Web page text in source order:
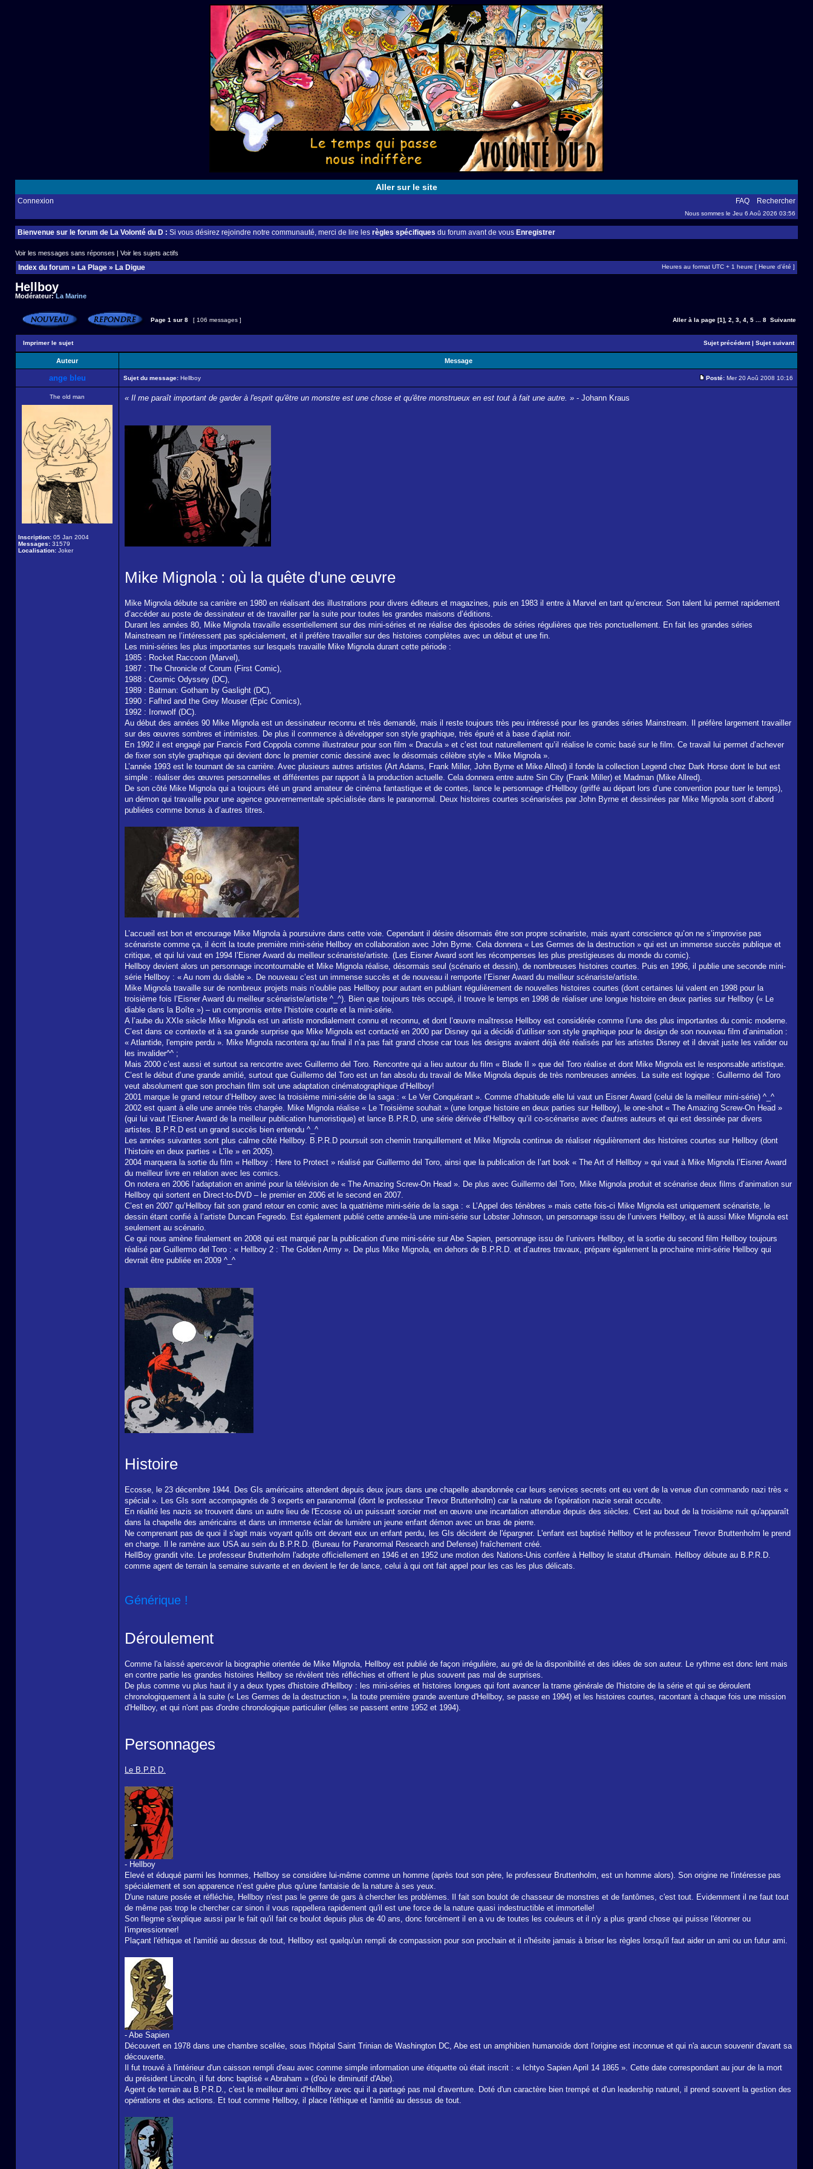
Aller sur le site
Connexion FAQ Rechercher
Nous sommes le Jeu 6 Aoû 2026 03:56
Bienvenue sur le forum de La Volonté du D : Si vous désirez rejoindre notre communauté, merci de lire les règles spécifiques du forum avant de vous Enregistrer
Voir les messages sans réponses | Voir les sujets actifs
Index du forum » La Plage » La Digue Heures au format UTC + 1 heure [ Heure d’été ]
Hellboy
Modérateur:La Marine
Page 1 sur 8 [ 106 messages ] Aller à la page [1] 2 3 4 5 8 Suivante
Imprimer le sujet Sujet précédent| Sujet suivant
Auteur Message
ange bleu Sujet du message: Hellboy Posté: Mer 20 Aoû 2008 10:16
The old man
Inscription: 05 Jan 2004
Messages: 31579
Localisation: Joker
« Il me paraît important de garder à l'esprit qu'être un monstre est une chose et qu'être monstrueux en est tout à fait une autre. » - Johann Kraus
Mike Mignola : où la quête d'une œuvre
Mike Mignola débute sa carrière en 1980 en réalisant des illustrations pour divers éditeurs et magazines, puis en 1983 il entre à Marvel en tant qu’encreur. Son talent lui permet rapidement
d’accéder au poste de dessinateur et de travailler par la suite pour toutes les grandes maisons d’éditions.
Durant les années 80, Mike Mignola travaille essentiellement sur des mini-séries et ne réalise des épisodes de séries régulières que très ponctuellement. En fait les grandes séries
Mainstream ne l’intéressent pas spécialement, et il préfère travailler sur des histoires complètes avec un début et une fin.
Les mini-séries les plus importantes sur lesquels travaille Mike Mignola durant cette période :
1985 : Rocket Raccoon (Marvel),
1987 : The Chronicle of Corum (First Comic),
1988 : Cosmic Odyssey (DC),
1989 : Batman: Gotham by Gaslight (DC),
1990 : Fafhrd and the Grey Mouser (Epic Comics),
1992 : Ironwolf (DC).
Au début des années 90 Mike Mignola est un dessinateur reconnu et très demandé, mais il reste toujours très peu intéressé pour les grandes séries Mainstream. Il préfère largement travailler
sur des œuvres sombres et intimistes. De plus il commence à développer son style graphique, très épuré et à base d’aplat noir.
En 1992 il est engagé par Francis Ford Coppola comme illustrateur pour son film « Dracula » et c’est tout naturellement qu’il réalise le comic basé sur le film. Ce travail lui permet d’achever
de fixer son style graphique qui devient donc le premier comic dessiné avec le désormais célèbre style « Mike Mignola ».
L’année 1993 est le tournant de sa carrière. Avec plusieurs autres artistes (Art Adams, Frank Miller, John Byrne et Mike Allred) il fonde la collection Legend chez Dark Horse dont le but est
simple : réaliser des œuvres personnelles et différentes par rapport à la production actuelle. Cela donnera entre autre Sin City (Frank Miller) et Madman (Mike Allred).
De son côté Mike Mignola qui a toujours été un grand amateur de cinéma fantastique et de contes, lance le personnage d’Hellboy (griffé au départ lors d’une convention pour tuer le temps),
un démon qui travaille pour une agence gouvernementale spécialisée dans le paranormal. Deux histoires courtes scénarisées par John Byrne et dessinées par Mike Mignola sont d’abord
publiées comme bonus à d’autres titres.
L’accueil est bon et encourage Mike Mignola à poursuivre dans cette voie. Cependant il désire désormais être son propre scénariste, mais ayant conscience qu’on ne s’improvise pas
scénariste comme ça, il écrit la toute première mini-série Hellboy en collaboration avec John Byrne. Cela donnera « Les Germes de la destruction » qui est un immense succès publique et
critique, et qui lui vaut en 1994 l’Eisner Award du meilleur scénariste/artiste. (Les Eisner Award sont les récompenses les plus prestigieuses du monde du comic).
Hellboy devient alors un personnage incontournable et Mike Mignola réalise, désormais seul (scénario et dessin), de nombreuses histoires courtes. Puis en 1996, il publie une seconde mini-
série Hellboy : « Au nom du diable ». De nouveau c’est un immense succès et de nouveau il remporte l’Eisner Award du meilleur scénariste/artiste.
Mike Mignola travaille sur de nombreux projets mais n’oublie pas Hellboy pour autant en publiant régulièrement de nouvelles histoires courtes (dont certaines lui valent en 1998 pour la
troisième fois l’Eisner Award du meilleur scénariste/artiste ^_^). Bien que toujours très occupé, il trouve le temps en 1998 de réaliser une longue histoire en deux parties sur Hellboy (« Le
diable dans la Boîte ») – un compromis entre l’histoire courte et la mini-série.
A l’aube du XXIe siècle Mike Mignola est un artiste mondialement connu et reconnu, et dont l’œuvre maîtresse Hellboy est considérée comme l’une des plus importantes du comic moderne.
C’est dans ce contexte et à sa grande surprise que Mike Mignola est contacté en 2000 par Disney qui a décidé d’utiliser son style graphique pour le design de son nouveau film d’animation :
« Atlantide, l'empire perdu ». Mike Mignola racontera qu’au final il n’a pas fait grand chose car tous les designs avaient déjà été réalisés par les artistes Disney et il devait juste les valider ou
les invalider^^ ;
Mais 2000 c’est aussi et surtout sa rencontre avec Guillermo del Toro. Rencontre qui a lieu autour du film « Blade II » que del Toro réalise et dont Mike Mignola est le responsable artistique.
C’est le début d’une grande amitié, surtout que Guillermo del Toro est un fan absolu du travail de Mike Mignola depuis de très nombreuses années. La suite est logique : Guillermo del Toro
veut absolument que son prochain film soit une adaptation cinématographique d’Hellboy!
2001 marque le grand retour d’Hellboy avec la troisième mini-série de la saga : « Le Ver Conquérant ». Comme d’habitude elle lui vaut un Eisner Award (celui de la meilleur mini-série) ^_^
2002 est quant à elle une année très chargée. Mike Mignola réalise « Le Troisième souhait » (une longue histoire en deux parties sur Hellboy), le one-shot « The Amazing Screw-On Head »
(qui lui vaut l’Eisner Award de la meilleur publication humoristique) et lance B.P.R.D, une série dérivée d’Hellboy qu’il co-scénarise avec d'autres auteurs et qui est dessinée par divers
artistes. B.P.R.D est un grand succès bien entendu ^_^
Les années suivantes sont plus calme côté Hellboy. B.P.R.D poursuit son chemin tranquillement et Mike Mignola continue de réaliser régulièrement des histoires courtes sur Hellboy (dont
l’histoire en deux parties « L’île » en 2005).
2004 marquera la sortie du film « Hellboy : Here to Protect » réalisé par Guillermo del Toro, ainsi que la publication de l’art book « The Art of Hellboy » qui vaut à Mike Mignola l’Eisner Award
du meilleur livre en relation avec les comics.
On notera en 2006 l’adaptation en animé pour la télévision de « The Amazing Screw-On Head ». De plus avec Guillermo del Toro, Mike Mignola produit et scénarise deux films d’animation sur
Hellboy qui sortent en Direct-to-DVD – le premier en 2006 et le second en 2007.
C’est en 2007 qu’Hellboy fait son grand retour en comic avec la quatrième mini-série de la saga : « L’Appel des ténèbres » mais cette fois-ci Mike Mignola est uniquement scénariste, le
dessin étant confié à l’artiste Duncan Fegredo. Est également publié cette année-là une mini-série sur Lobster Johnson, un personnage issu de l’univers Hellboy, et là aussi Mike Mignola est
seulement au scénario.
Ce qui nous amène finalement en 2008 qui est marqué par la publication d’une mini-série sur Abe Sapien, personnage issu de l’univers Hellboy, et la sortie du second film Hellboy toujours
réalisé par Guillermo del Toro : « Hellboy 2 : The Golden Army ». De plus Mike Mignola, en dehors de B.P.R.D. et d’autres travaux, prépare également la prochaine mini-série Hellboy qui
devrait être publiée en 2009 ^_^
Histoire
Ecosse, le 23 décembre 1944. Des GIs américains attendent depuis deux jours dans une chapelle abandonnée car leurs services secrets ont eu vent de la venue d'un commando nazi très «
spécial ». Les GIs sont accompagnés de 3 experts en paranormal (dont le professeur Trevor Bruttenholm) car la nature de l'opération nazie serait occulte.
En réalité les nazis se trouvent dans un autre lieu de l'Ecosse où un puissant sorcier met en œuvre une incantation attendue depuis des siècles. C'est au bout de la troisième nuit qu'apparaît
dans la chapelle des américains et dans un immense éclair de lumière un jeune enfant démon avec un bras de pierre.
Ne comprenant pas de quoi il s'agit mais voyant qu'ils ont devant eux un enfant perdu, les GIs décident de l'épargner. L'enfant est baptisé Hellboy et le professeur Trevor Bruttenholm le prend
en charge. Il le ramène aux USA au sein du B.P.R.D. (Bureau for Paranormal Research and Defense) fraîchement créé.
HellBoy grandit vite. Le professeur Bruttenholm l'adopte officiellement en 1946 et en 1952 une motion des Nations-Unis confère à Hellboy le statut d'Humain. Hellboy débute au B.P.R.D.
comme agent de terrain la semaine suivante et en devient le fer de lance, celui à qui ont fait appel pour les cas les plus délicats.
Générique !
Déroulement
Comme l'a laissé apercevoir la biographie orientée de Mike Mignola, Hellboy est publié de façon irrégulière, au gré de la disponibilité et des idées de son auteur. Le rythme est donc lent mais
en contre partie les grandes histoires Hellboy se révèlent très réfléchies et offrent le plus souvent pas mal de surprises.
De plus comme vu plus haut il y a deux types d'histoire d'Hellboy : les mini-séries et histoires longues qui font avancer la trame générale de l'histoire de la série et qui se déroulent
chronologiquement à la suite (« Les Germes de la destruction », la toute première grande aventure d'Hellboy, se passe en 1994) et les histoires courtes, racontant à chaque fois une mission
d'Hellboy, et qui n'ont pas d'ordre chronologique particulier (elles se passent entre 1952 et 1994).
Personnages
Le B.P.R.D.
- Hellboy
Elevé et éduqué parmi les hommes, Hellboy se considère lui-même comme un homme (après tout son père, le professeur Bruttenholm, est un homme alors). Son origine ne l'intéresse pas
spécialement et son apparence n’est guère plus qu'une fantaisie de la nature à ses yeux.
D'une nature posée et réfléchie, Hellboy n'est pas le genre de gars à chercher les problèmes. Il fait son boulot de chasseur de monstres et de fantômes, c'est tout. Evidemment il ne faut tout
de même pas trop le chercher car sinon il vous rappellera rapidement qu'il est une force de la nature quasi indestructible et immortelle!
Son flegme s'explique aussi par le fait qu'il fait ce boulot depuis plus de 40 ans, donc forcément il en a vu de toutes les couleurs et il n'y a plus grand chose qui puisse l'étonner ou
l'impressionner!
Plaçant l'éthique et l'amitié au dessus de tout, Hellboy est quelqu'un rempli de compassion pour son prochain et il n'hésite jamais à briser les règles lorsqu'il faut aider un ami ou un futur ami.
- Abe Sapien
Découvert en 1978 dans une chambre scellée, sous l'hôpital Saint Trinian de Washington DC, Abe est un amphibien humanoïde dont l'origine est inconnue et qui n'a aucun souvenir d'avant sa
découverte.
Il fut trouvé à l'intérieur d'un caisson rempli d'eau avec comme simple information une étiquette où était inscrit : « Ichtyo Sapien April 14 1865 ». Cette date correspondant au jour de la mort
du président Lincoln, il fut donc baptisé « Abraham » (d'où le diminutif d'Abe).
Agent de terrain au B.P.R.D., c'est le meilleur ami d'Hellboy avec qui il a partagé pas mal d'aventure. Doté d'un caractère bien trempé et d'un leadership naturel, il prend souvent la gestion des
opérations et des actions. Et tout comme Hellboy, il place l'éthique et l'amitié au dessus de tout.